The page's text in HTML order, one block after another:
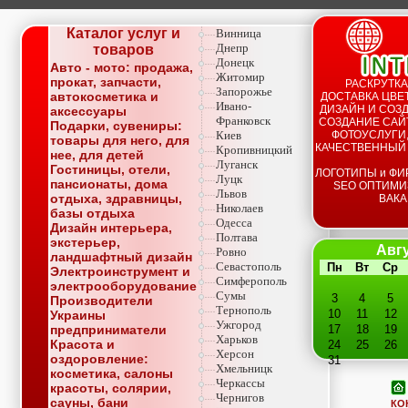
Каталог услуг и
товаров
Авто - мото: продажа,
прокат, запчасти,
автокосметика и
аксессуары
Подарки, сувениры:
товары для него, для
нее, для детей
Гостиницы, отели,
пансионаты, дома
отдыха, здравницы,
базы отдыха
Дизайн интерьера,
экстерьер,
ландшафтный дизайн
Электроинструмент и
электрооборудование
Производители
Украины
предприниматели
Красота и
оздоровление:
косметика, салоны
красоты, солярии,
сауны, бани
Винница
Днепр
Донецк
Житомир
Запорожье
Ивано-
Франковск
Киев
Кропивницкий
Луганск
Луцк
Львов
Николаев
Одесса
Полтава
Ровно
Севастополь
Симферополь
Сумы
Тернополь
Ужгород
Харьков
Херсон
Хмельницк
Черкассы
Чернигов
ДОСТАВКА
ДИЗАЙН И
СОЗДАНИЕ
ЛОГОТИПЫ и
SEO
Пн Вт Ср
3 4
5
10
11
12
17
18
19
24
25
26
31